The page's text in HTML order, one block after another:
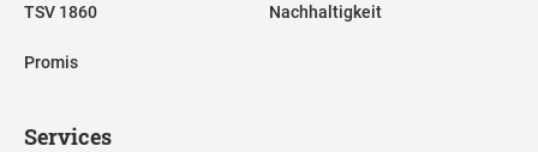
TSV 1860
Promis
Nachhaltigkeit
Services